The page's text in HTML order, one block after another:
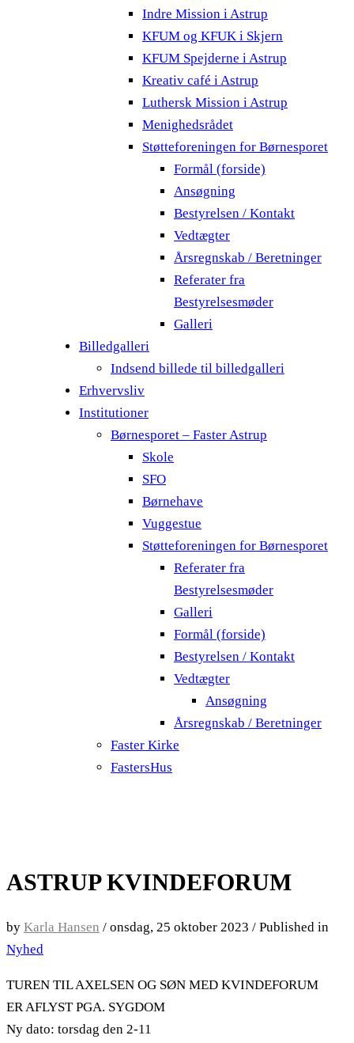
Indre Mission i Astrup
KFUM og KFUK i Skjern
KFUM Spejderne i Astrup
Kreativ café i Astrup
Luthersk Mission i Astrup
Menighedsrådet
Støtteforeningen for Børnesporet
Formål (forside)
Ansøgning
Bestyrelsen / Kontakt
Vedtægter
Årsregnskab / Beretninger
Referater fra
Bestyrelsesmøder
Galleri
Billedgalleri
Indsend billede til billedgalleri
Erhvervsliv
Institutioner
Børnesporet – Faster Astrup
Skole
SFO
Børnehave
Vuggestue
Støtteforeningen for Børnesporet
Referater fra
Bestyrelsesmøder
Galleri
Formål (forside)
Bestyrelsen / Kontakt
Vedtægter
Ansøgning
Årsregnskab / Beretninger
Faster Kirke
FastersHus
ASTRUP KVINDEFORUM
by Karla Hansen / onsdag, 25 oktober 2023 / Published in
Nyhed
TUREN TIL AXELSEN OG SØN MED KVINDEFORUM
ER AFLYST PGA. SYGDOM
Ny dato: torsdag den 2-11